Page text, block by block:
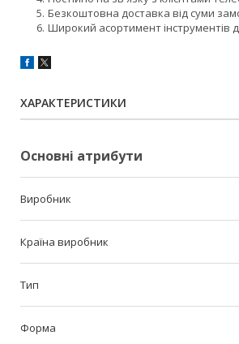
Безкоштовна доставка від суми
Широкий асортимент інструментів
ХАРАКТЕРИСТИКИ
Основні атрибути
Виробник
Країна виробник
Тип
Форма